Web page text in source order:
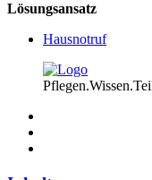
Lösungsansatz
Hausnotruf